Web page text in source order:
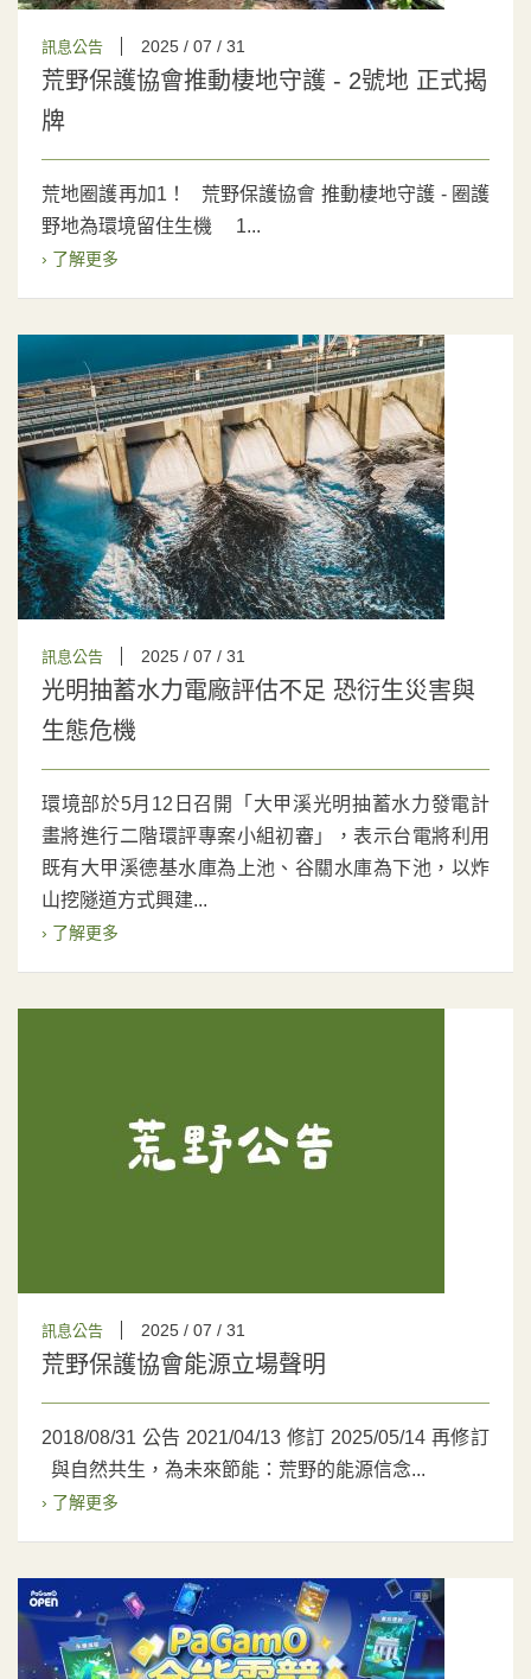
訊息公告 2025 / 07 / 31
荒野保護協會推動棲地守護 - 2號地 正式揭
牌
荒地圈護再加1！ 荒野保護協會 推動棲地守護 - 圈護
野地為環境留住生機 1...
› 了解更多
訊息公告 2025 / 07 / 31
光明抽蓄水力電廠評估不足 恐衍生災害與
生態危機
環境部於5月12日召開「大甲溪光明抽蓄水力發電計
畫將進行二階環評專案小組初審」，表示台電將利用
既有大甲溪德基水庫為上池、谷關水庫為下池，以炸
山挖隧道方式興建...
› 了解更多
訊息公告 2025 / 07 / 31
荒野保護協會能源立場聲明
2018/08/31 公告 2021/04/13 修訂 2025/05/14 再修訂
與自然共生，為未來節能：荒野的能源信念...
› 了解更多